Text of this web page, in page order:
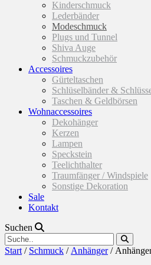
Kinderschmuck
Lederbänder
Modeschmuck
Plugs und Tunnel
Shiva Auge
Schmuckzubehör
Accessoires
Gürteltaschen
Schlüselbänder &
Taschen & Geldbörsen
Wohnaccessoires
Dekohänger
Kerzen
Lampen
Speckstein
Teelichthalter
Traumfänger / Windspiele
Sonstige Dekoration
Sale
Kontakt
Suchen
Start / Schmuck / Anhänger/